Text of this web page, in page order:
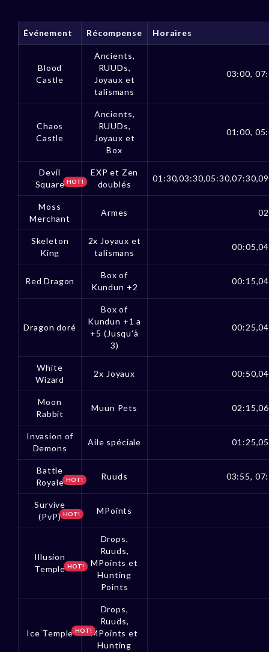
Événement Récompense Horaires
Blood
Castle
Ancients,
RUUDs,
Joyaux et
talismans
03:00,
Chaos
Castle
Ancients,
RUUDs,
Joyaux et
Box
01:00,
Devil
Square HOT!
EXP et Zen
doublés
Moss
Merchant
Armes
Skeleton
King
2x Joyaux et
talismans
Red Dragon
Box of
Kundun +2
Dragon doré
Box of
Kundun +1 a
+5 (Jusqu'à
3)
White
Wizard
2x Joyaux
Moon
Rabbit
Muun Pets
Invasion of
Demons
Aile spéciale
Battle
Royale HOT! Ruuds 03:55,
Survive
(PvP) HOT! MPoints
Illusion
Temple HOT!
Drops,
Ruuds,
MPoints et
Hunting
Points
Ice Temple HOT!
Drops,
Ruuds,
MPoints et
Hunting